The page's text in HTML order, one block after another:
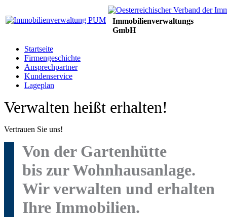
Immobilienverwaltungs
GmbH
Startseite
Firmengeschichte
Ansprechpartner
Kundenservice
Lageplan
Verwalten heißt erhalten!
Vertrauen Sie uns!
Von der Gartenhütte
bis zur Wohnhausanlage.
Wir verwalten und erhalten
Ihre Immobilien.